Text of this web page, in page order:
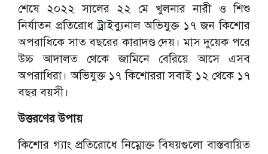
শেষে ২০২২ সালের ২২ মে খুলনার নারী ও শিশু
নির্যাতন প্রতিরোধ ট্রাইব্যুনাল অভিযুক্ত ১৭ জন কিশোর
অপরাধিকে সাত বছরের কারাদণ্ড দেয়। মাস দুয়েক পরে
উচ্চ আদালত থেকে জামিনে বেরিয়ে আসে এসব
অপরাধিরা। অভিযুক্ত ১৭ কিশোররা সবাই ১২ থেকে ১৭
বছর বয়সী।
উত্তরণের উপায়
কিশোর গ্যাং প্রতিরোধে নিম্নোক্ত বিষয়গুলো বাস্তবায়িত